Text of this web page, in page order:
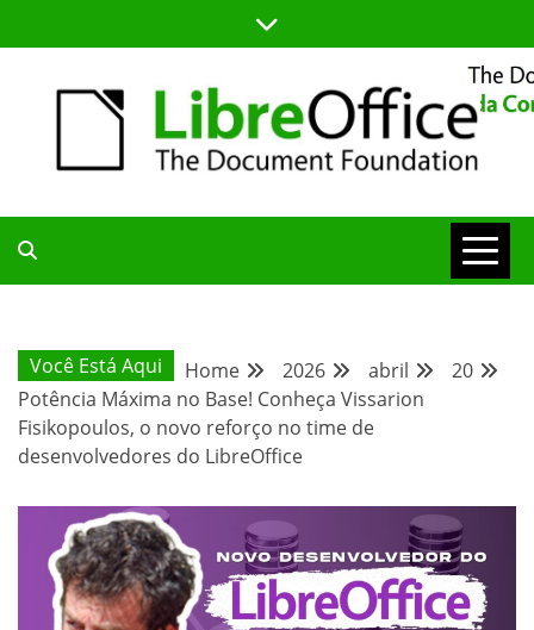
to
BLOG DA
COMUNIDADE
BRASILEIRA
Você Está Aqui Home 2026 abril
20
Potência Máxima no Base! Conheça Vissarion
Fisikopoulos, o novo reforço no time de
desenvolvedores do LibreOffice